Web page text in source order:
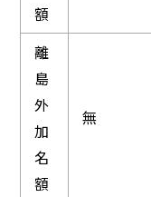
額
離
島
外
加
名
額
無